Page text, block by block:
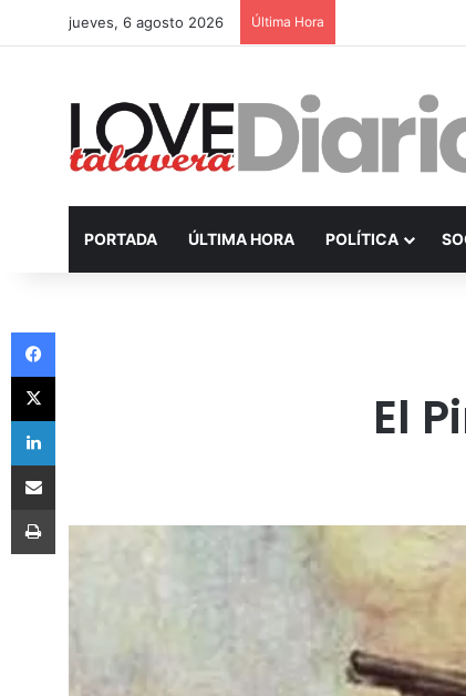
jueves, 6 agosto 2026 Última Hora
PORTADA ÚLTIMA HORA POLÍTICA
El